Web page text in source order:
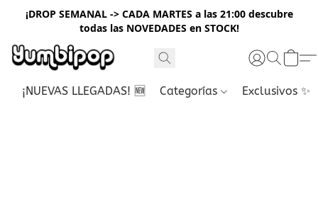
¡DROP SEMANAL -> CADA MARTES a las 21:00 descubre
todas las NOVEDADES en STOCK!
¡NUEVAS LLEGADAS! 🆕 Categorías Exclusivos ✨